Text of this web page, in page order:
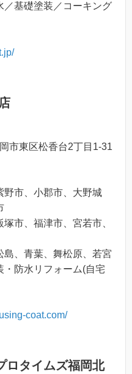
／基礎塗装／コーキング
市東区松香台2丁目1-31
野市、小郡市、大野城
市、福津市、宮若市、
、青葉、舞松原、若宮
・防水リフォーム(自宅
coat.com/
ロタイムズ福岡北